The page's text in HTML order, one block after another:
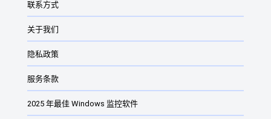
联系方式
关于我们
隐私政策
服务条款
2025 年最佳 Windows 监控软件